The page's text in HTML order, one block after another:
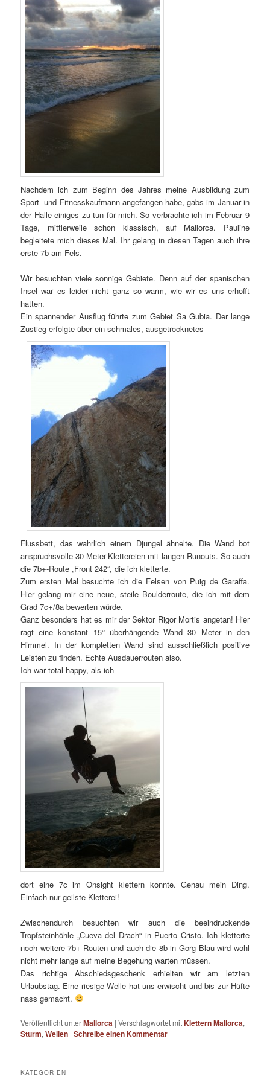
Nachdem ich zum Beginn des Jahres meine Ausbildung zum
Sport- und Fitnesskaufmann angefangen habe, gabs im Januar in
der Halle einiges zu tun für mich. So verbrachte ich im Februar 9
Tage, mittlerweile schon klassisch, auf Mallorca. Pauline
begleitete mich dieses Mal. Ihr gelang in diesen Tagen auch ihre
erste 7b am Fels.
Wir besuchten viele sonnige Gebiete. Denn auf der spanischen
Insel war es leider nicht ganz so warm, wie wir es uns erhofft
hatten.
Ein spannender Ausflug führte zum Gebiet Sa Gubia. Der lange
Zustieg erfolgte über ein schmales, ausgetrocknetes
Flussbett, das wahrlich einem Djungel ähnelte. Die Wand bot
anspruchsvolle 30-Meter-Klettereien mit langen Runouts. So auch
die 7b+-Route „Front 242“, die ich kletterte.
Zum ersten Mal besuchte ich die Felsen von Puig de Garaffa.
Hier gelang mir eine neue, steile Boulderroute, die ich mit dem
Grad 7c+/8a bewerten würde.
Ganz besonders hat es mir der Sektor Rigor Mortis angetan! Hier
ragt eine konstant 15° überhängende Wand 30 Meter in den
Himmel. In der kompletten Wand sind ausschließlich positive
Leisten zu finden. Echte Ausdauerrouten also.
Ich war total happy, als ich
dort eine 7c im Onsight klettern konnte. Genau mein Ding.
Einfach nur geilste Kletterei!
Zwischendurch besuchten wir auch die beeindruckende
Tropfsteinhöhle „Cueva del Drach“ in Puerto Cristo. Ich kletterte
noch weitere 7b+-Routen und auch die 8b in Gorg Blau wird wohl
nicht mehr lange auf meine Begehung warten müssen.
Das richtige Abschiedsgeschenk erhielten wir am letzten
Urlaubstag. Eine riesige Welle hat uns erwischt und bis zur Hüfte
nass gemacht.
Veröffentlicht unterMallorca |Verschlagwortet mitKlettern Mallorca,
Sturm,Wellen |Schreibe einen Kommentar
KATEGORIEN